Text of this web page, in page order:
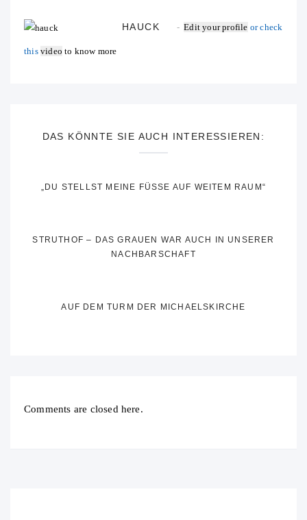
HAUCK Edit your profile or check
this video to know more
DAS KÖNNTE SIE AUCH INTERESSIEREN:
„DU STELLST MEINE FÜSSE AUF WEITEM RAUM“
STRUTHOF – DAS GRAUEN WAR AUCH IN UNSERER
NACHBARSCHAFT
AUF DEM TURM DER MICHAELSKIRCHE
Comments are closed here.